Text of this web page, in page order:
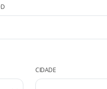
CIDADE